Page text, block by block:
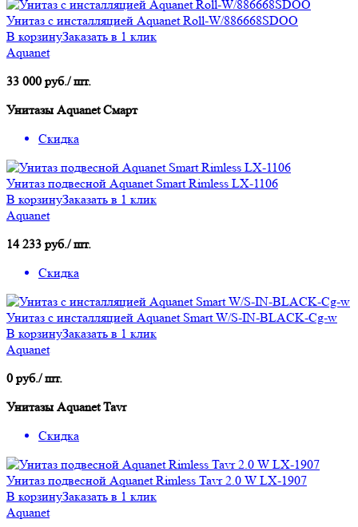
Унитаз с инсталляцией Aquanet Roll-W/886668SDOO
В корзинуЗаказать в 1 клик
Aquanet
33 000 руб./ шт.
Унитазы Aquanet Смарт
Скидка
Унитаз подвесной Aquanet Smart Rimless LX-1106
В корзинуЗаказать в 1 клик
Aquanet
14 233 руб./ шт.
Скидка
Унитаз с инсталляцией Aquanet Smart W/S-IN-BLACK-Cg-w
В корзинуЗаказать в 1 клик
Aquanet
0 руб./ шт.
Унитазы Aquanet Tavr
Скидка
Унитаз подвесной Aquanet Rimless Tavr 2.0 W LX-1907
В корзинуЗаказать в 1 клик
Aquanet